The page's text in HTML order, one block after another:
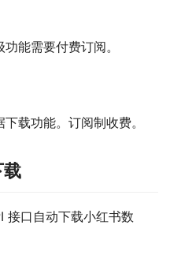
能需要付费订阅。
载功能。订阅制收费。
载
接口自动下载小红书数